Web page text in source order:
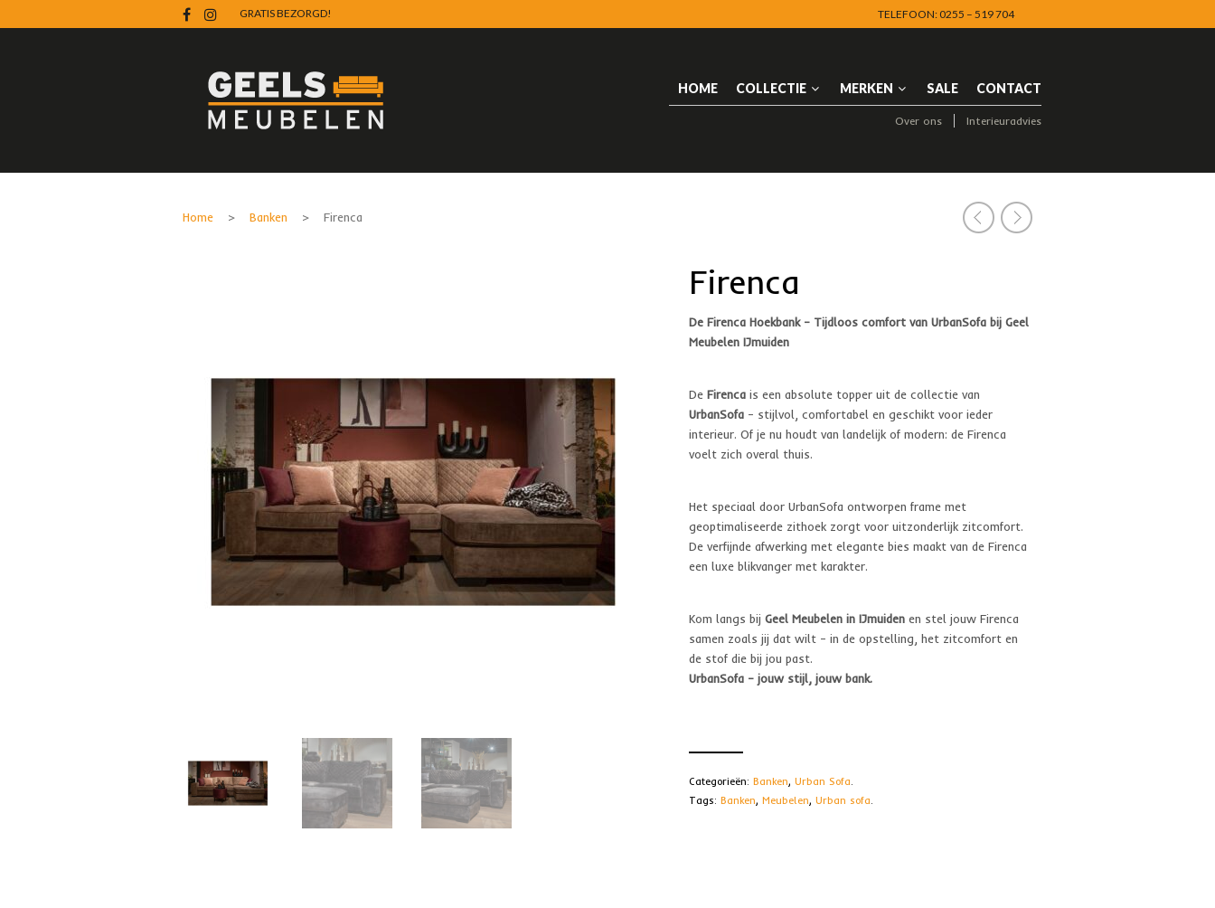
GRATIS BEZORGD! TELEFOON: 0255 – 519 704
HOME COLLECTIE MERKEN SALE CONTACT
Over ons Interieuradvies
Home > Banken > Firenca
Firenca
De Firenca Hoekbank – Tijdloos comfort van UrbanSofa bij Geel
Meubelen IJmuiden
De Firenca is een absolute topper uit de collectie van
UrbanSofa – stijlvol, comfortabel en geschikt voor ieder
interieur. Of je nu houdt van landelijk of modern: de Firenca
voelt zich overal thuis.
Het speciaal door UrbanSofa ontworpen frame met
geoptimaliseerde zithoek zorgt voor uitzonderlijk zitcomfort.
De verfijnde afwerking met elegante bies maakt van de Firenca
een luxe blikvanger met karakter.
Kom langs bij Geel Meubelen in IJmuiden en stel jouw Firenca
samen zoals jij dat wilt – in de opstelling, het zitcomfort en
de stof die bij jou past.
UrbanSofa – jouw stijl, jouw bank.
Categorieën: Banken, Urban Sofa.
Tags: Banken, Meubelen, Urban sofa.
NAVIGATION